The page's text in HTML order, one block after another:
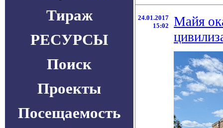
Тираж
РЕСУРСЫ
Поиск
Проекты
Посещаемость
24.01.2017
15:02
Майя